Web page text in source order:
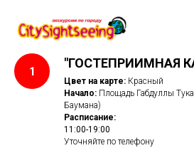
"ГОСТЕПРИИМНАЯ
Цвет на карте: Красный
Начало: Площадь Габдуллы
Баумана)
Расписание:
11:00-19:00
Уточняйте по телефону